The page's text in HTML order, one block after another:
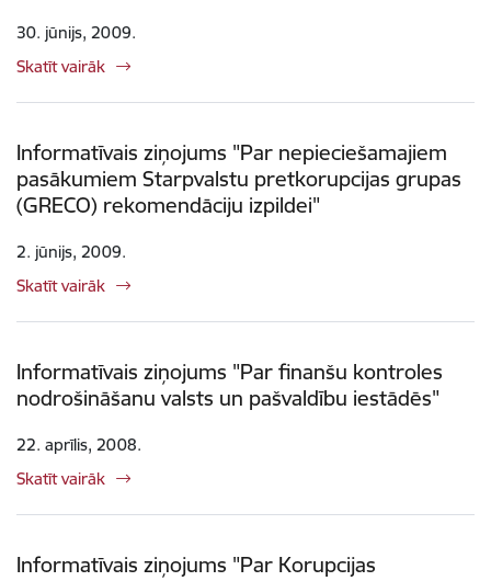
30. jūnijs, 2009.
Skatīt vairāk
Informatīvais ziņojums "Par nepieciešamajiem
pasākumiem Starpvalstu pretkorupcijas grupas
(GRECO) rekomendāciju izpildei"
2. jūnijs, 2009.
Skatīt vairāk
Informatīvais ziņojums "Par finanšu kontroles
nodrošināšanu valsts un pašvaldību iestādēs"
22. aprīlis, 2008.
Skatīt vairāk
Informatīvais ziņojums "Par Korupcijas